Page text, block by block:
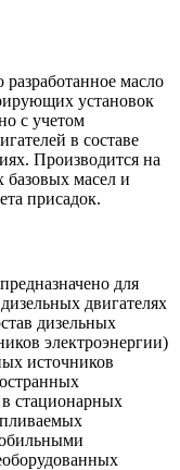
масло
установок
с учетом
в составе
Производится на
масел и
присадок.
для
двигателях
дизельных
электроэнергии)
источников
стационарных